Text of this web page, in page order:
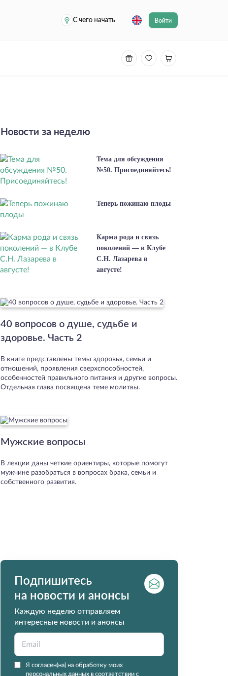
С чего начать
Войти
Новости за неделю
Тема для обсуждения
№50. Присоединяйтесь!
Теперь пожинаю плоды
Карма рода и связь
поколений — в Клубе
С.Н. Лазарева в
августе!
40 вопросов о душе, судьбе и
здоровье. Часть 2
В книге представлены темы здоровья, семьи и
отношений, проявления сверхспособностей,
особенностей правильного питания и другие вопросы.
Отдельная глава посвящена теме молитвы.
Мужские вопросы
В лекции даны четкие ориентиры, которые помогут
мужчине разобраться в вопросах брака, семьи и
собственного развития.
Подпишитесь
на новости и анонсы
Каждую неделю отправляем
интересные новости и анонсы
Я согласен(на) на обработку моих
персональных данных в соответствии с